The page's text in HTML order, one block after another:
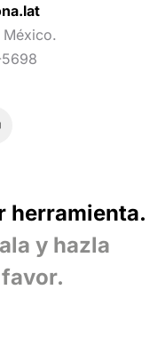
herramienta.
y hazla